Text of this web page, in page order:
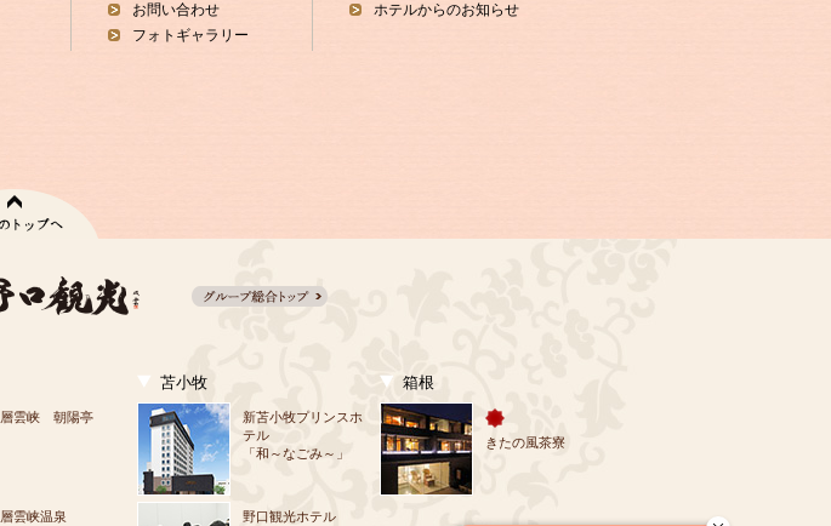
お問い合わせ
フォトギャラリー
ホテルからのお知らせ
層雲峡 朝陽亭
層雲峡温泉
苫小牧
新苫小牧プリンスホ
テル
「和～なごみ～」
野口観光ホテル
箱根
きたの風茶寮